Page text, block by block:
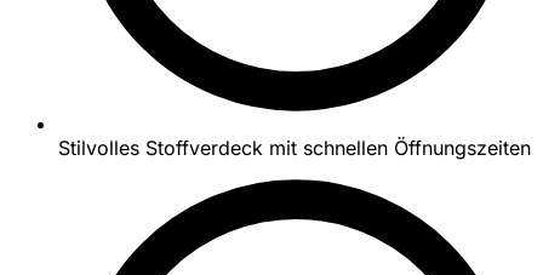
Stilvolles Stoffverdeck mit schnellen Öffnungszeiten